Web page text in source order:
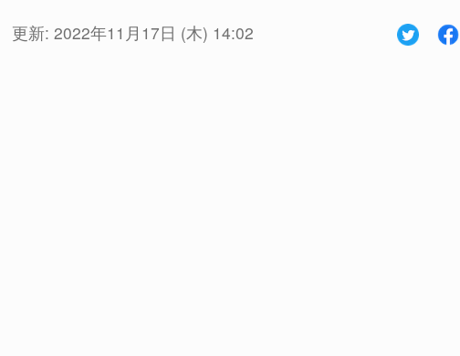
更新:2022年11月17日 (木) 14:02